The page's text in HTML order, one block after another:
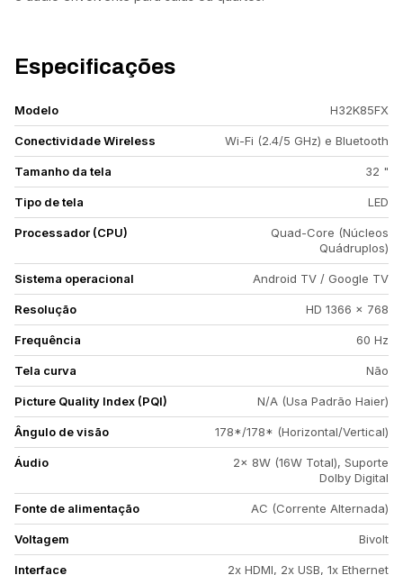
Especificações
Modelo H32K85FX
Conectividade Wireless Wi-Fi (2.4/5 GHz) e Bluetooth
Tamanho da tela 32 "
Tipo de tela LED
Processador (CPU)
Quad-Core (Núcleos
Quádruplos)
Sistema operacional Android TV / Google TV
Resolução HD 1366 x 768
Frequência 60 Hz
Tela curva Não
Picture Quality Index (PQI) N/A (Usa Padrão Haier)
Ângulo de visão 178*/178* (Horizontal/Vertical)
Áudio
2x 8W (16W Total), Suporte
Dolby Digital
Fonte de alimentação AC (Corrente Alternada)
Voltagem Bivolt
Interface 2x HDMI, 2x USB, 1x Ethernet